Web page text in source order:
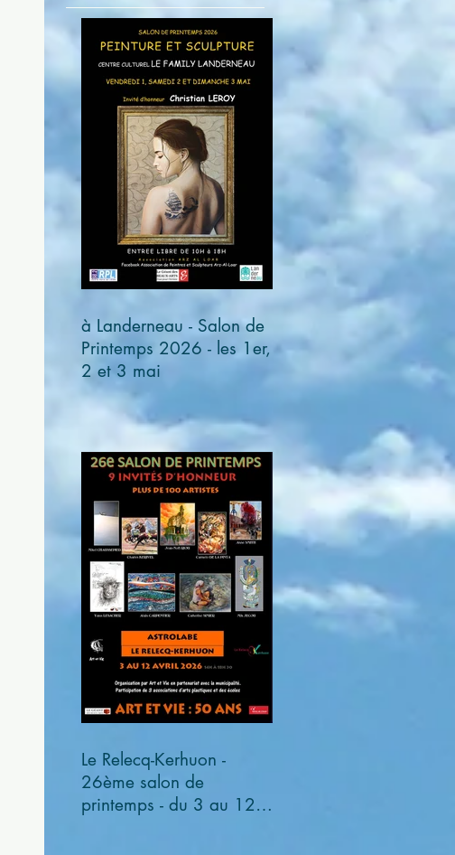
à Landerneau - Salon de
Printemps 2026 - les 1er,
2 et 3 mai
Le Relecq-Kerhuon -
26ème salon de
printemps - du 3 au 12